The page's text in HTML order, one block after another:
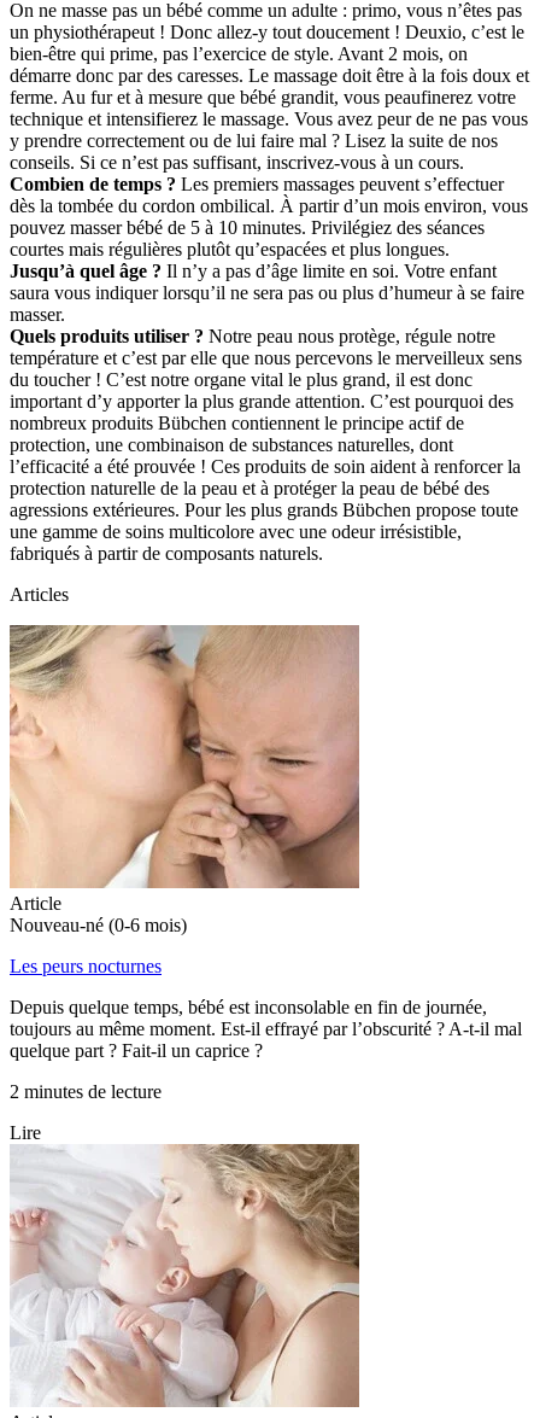
On ne masse pas un bébé comme un adulte : primo, vous n’êtes pas
un physiothérapeut ! Donc allez-y tout doucement ! Deuxio, c’est le
bien-être qui prime, pas l’exercice de style. Avant 2 mois, on
démarre donc par des caresses. Le massage doit être à la fois doux et
ferme. Au fur et à mesure que bébé grandit, vous peaufinerez votre
technique et intensifierez le massage. Vous avez peur de ne pas vous
y prendre correctement ou de lui faire mal ? Lisez la suite de nos
conseils. Si ce n’est pas suffisant, inscrivez-vous à un cours.
Combien de temps ? Les premiers massages peuvent s’effectuer
dès la tombée du cordon ombilical. À partir d’un mois environ, vous
pouvez masser bébé de 5 à 10 minutes. Privilégiez des séances
courtes mais régulières plutôt qu’espacées et plus longues.
Jusqu’à quel âge ? Il n’y a pas d’âge limite en soi. Votre enfant
saura vous indiquer lorsqu’il ne sera pas ou plus d’humeur à se faire
masser.
Quels produits utiliser ? Notre peau nous protège, régule notre
température et c’est par elle que nous percevons le merveilleux sens
du toucher ! C’est notre organe vital le plus grand, il est donc
important d’y apporter la plus grande attention. C’est pourquoi des
nombreux produits Bübchen contiennent le principe actif de
protection, une combinaison de substances naturelles, dont
l’efficacité a été prouvée ! Ces produits de soin aident à renforcer la
protection naturelle de la peau et à protéger la peau de bébé des
agressions extérieures. Pour les plus grands Bübchen propose toute
une gamme de soins multicolore avec une odeur irrésistible,
fabriqués à partir de composants naturels.
Articles
Article
Nouveau-né (0-6 mois)
Les peurs nocturnes
Depuis quelque temps, bébé est inconsolable en fin de journée,
toujours au même moment. Est-il effrayé par l’obscurité ? A-t-il mal
quelque part ? Fait-il un caprice ?
2 minutes de lecture
Lire